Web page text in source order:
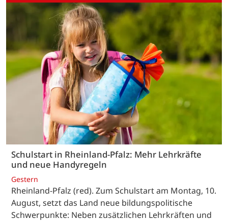
Schulstart in Rheinland-Pfalz: Mehr Lehrkräfte
und neue Handyregeln
Gestern
Rheinland-Pfalz (red). Zum Schulstart am Montag, 10.
August, setzt das Land neue bildungspolitische
Schwerpunkte: Neben zusätzlichen Lehrkräften und